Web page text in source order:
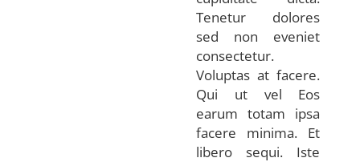
Tenetur dolores
sed non eveniet
consectetur.
Voluptas at facere.
Qui ut vel Eos
earum totam ipsa
facere minima. Et
libero sequi. Iste